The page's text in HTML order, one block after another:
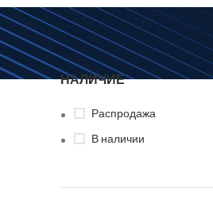
НАЛИЧИЕ
Распродажа
В наличии